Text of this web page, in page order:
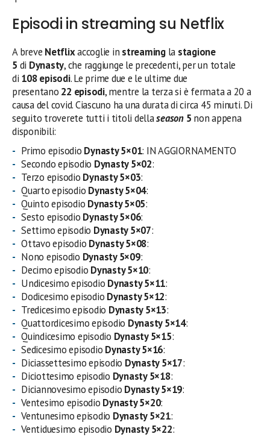
Episodi in streaming su Netflix
A breve Netflixaccoglie in streamingla stagione
5 di Dynasty, che raggiunge le precedenti, per un totale
di 108 episodi. Le prime due e le ultime due
presentano 22 episodi, mentre la terza si è fermata a 20 a
causa del covid. Ciascuno ha una durata di circa 45 minuti. Di
seguito troverete tutti i titoli dellaseason5 non appena
disponibili:
Primo episodio Dynasty 5×01: IN AGGIORNAMENTO
Secondo episodio Dynasty 5×02:
Terzo episodio Dynasty 5×03:
Quarto episodio Dynasty 5×04:
Quinto episodio Dynasty 5×05:
Sesto episodio Dynasty 5×06:
Settimo episodio Dynasty 5×07:
Ottavo episodio Dynasty 5×08:
Nono episodio Dynasty 5×09:
Decimo episodio Dynasty 5×10:
Undicesimo episodio Dynasty 5×11:
Dodicesimo episodio Dynasty 5×12:
Tredicesimo episodio Dynasty 5×13:
Quattordicesimo episodio Dynasty 5×14:
Quindicesimo episodio Dynasty 5×15:
Sedicesimo episodio Dynasty 5×16:
Diciassettesimo episodio Dynasty 5×17:
Diciottesimo episodio Dynasty 5×18:
Diciannovesimo episodio Dynasty 5×19:
Ventesimo episodio Dynasty 5×20:
Ventunesimo episodio Dynasty 5×21:
Ventiduesimo episodio Dynasty 5×22: